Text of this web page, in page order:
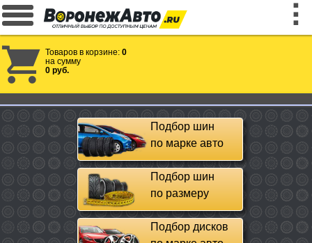
Товаров в корзине: 0
на сумму
0 руб.
Подбор шин
по марке авто
Подбор шин
по размеру
Подбор дисков